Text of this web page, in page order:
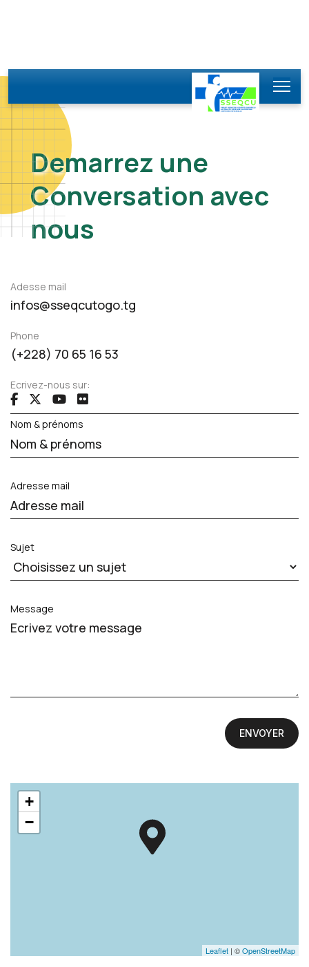
Demarrez une
Conversation avec
nous
Adesse mail
infos@sseqcutogo.tg
Phone
(+228) 70 65 16 53
Ecrivez-nous sur:
fab
fa-
facebook-
f
fa-
brands
fa-
x-
twitter
fab
fa-
youtube
fab
fa-
Nom & prénoms
Adresse mail
Sujet
Message
ENVOYER
+
−
Leaflet | ©OpenStreetMap